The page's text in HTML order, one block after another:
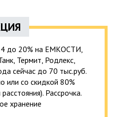
4 до 20% на ЕМКОСТИ,
Термит, Родлекс,
сейчас до 70 тыс.руб.
или со скидкой 80%
Рассрочка.
хранение